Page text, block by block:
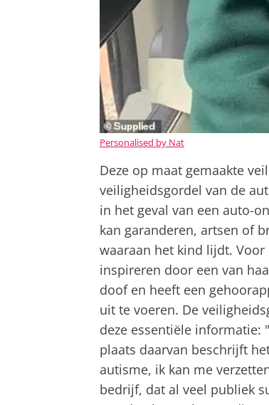
Personalised by Nat
Deze op maat gemaakte
veiligheidsgordel van de
in het geval van een auto-
kan garanderen, artsen of
waaraan het kind lijdt.
inspireren door een van
doof en heeft een
uit te voeren. De
deze essentiële informatie:
plaats daarvan beschrijft
autisme, ik kan me
bedrijf, dat al veel publiek